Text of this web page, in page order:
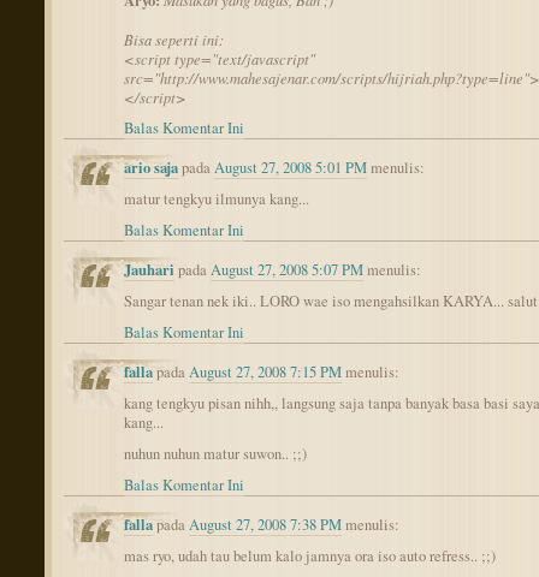
Bisa seperti ini:
<script type="text/javascript"
src="http://www.mahesajenar.com/scripts/hijriah.php?type=line">
</script>
Balas Komentar Ini
ario sajapadaAugust 27, 2008 5:01 PMmenulis:
matur tengkyu ilmunya kang...
Balas Komentar Ini
Jauhari padaAugust 27, 2008 5:07 PMmenulis:
Sangar tenan nek iki.. LORO wae iso mengahsilkan KARYA... salut
Balas Komentar Ini
fallapadaAugust 27, 2008 7:15 PMmenulis:
kang tengkyu pisan nihh,, langsung saja tanpa banyak basa basi
kang...
nuhun nuhun matur suwon.. ;;)
Balas Komentar Ini
fallapadaAugust 27, 2008 7:38 PMmenulis:
mas ryo, udah tau belum kalo jamnya ora iso auto refress.. ;;)